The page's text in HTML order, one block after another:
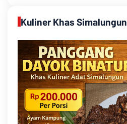
Kuliner Khas Simalungun